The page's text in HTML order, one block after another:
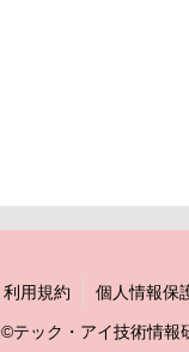
利用規約 個人情報保
©テック・アイ技術情報